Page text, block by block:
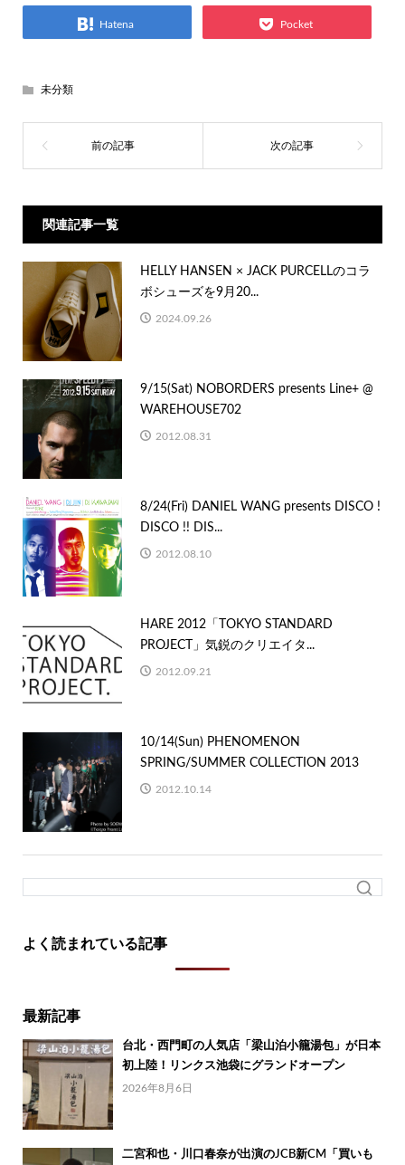
Hatena Pocket
未分類
関連記事一覧
HELLY HANSEN × JACK PURCELLのコラ
ボシューズを9月20...
2024.09.26
9/15(Sat) NOBORDERS presents Line+ @
WAREHOUSE702
2012.08.31
8/24(Fri) DANIEL WANG presents DISCO !
DISCO !! DIS...
2012.08.10
HARE 2012「TOKYO STANDARD
PROJECT」気鋭のクリエイタ...
2012.09.21
10/14(Sun) PHENOMENON
SPRING/SUMMER COLLECTION 2013
2012.10.14
よく読まれている記事
最新記事
台北・西門町の人気店「梁山泊小籠湯包」が日本
初上陸！リンクス池袋にグランドオープン
2026年8月6日
二宮和也・川口春奈が出演のJCB新CM「買いも